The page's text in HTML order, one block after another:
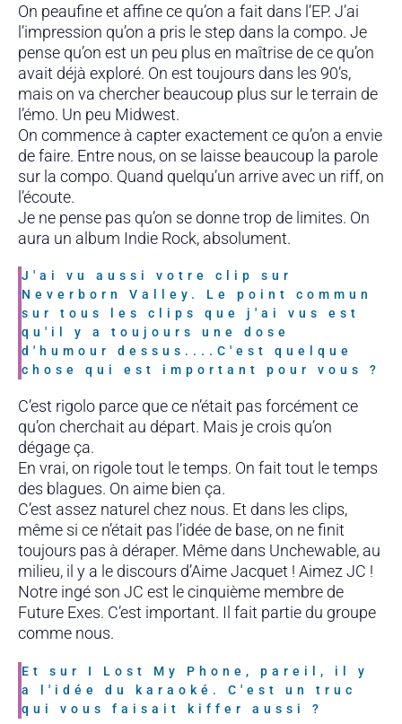
On peaufine et affine ce qu’on a fait dans l’EP. J’ai
l’impression qu’on a pris le step dans la compo. Je
pense qu’on est un peu plus en maîtrise de ce qu’on
avait déjà exploré. On est toujours dans les 90’s,
mais on va chercher beaucoup plus sur le terrain de
l’émo. Un peu Midwest.
On commence à capter exactement ce qu’on a envie
de faire. Entre nous, on se laisse beaucoup la parole
sur la compo. Quand quelqu’un arrive avec un riff, on
l’écoute.
Je ne pense pas qu’on se donne trop de limites. On
aura un album Indie Rock, absolument.
J'ai vu aussi votre clip sur
Neverborn Valley. Le point commun
sur tous les clips que j'ai vus est
qu'il y a toujours une dose
d'humour dessus....C'est quelque
chose qui est important pour vous ?
C’est rigolo parce que ce n’était pas forcément ce
qu’on cherchait au départ. Mais je crois qu’on
dégage ça.
En vrai, on rigole tout le temps. On fait tout le temps
des blagues. On aime bien ça.
C’est assez naturel chez nous. Et dans les clips,
même si ce n’était pas l’idée de base, on ne finit
toujours pas à déraper. Même dans Unchewable, au
milieu, il y a le discours d’Aime Jacquet ! Aimez JC !
Notre ingé son JC est le cinquième membre de
Future Exes. C’est important. Il fait partie du groupe
comme nous.
Et sur I Lost My Phone, pareil, il y
a l'idée du karaoké. C'est un truc
qui vous faisait kiffer aussi ?